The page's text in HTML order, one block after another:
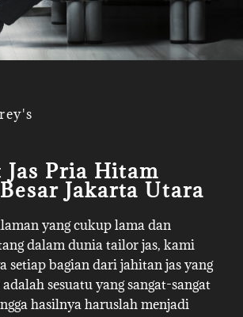
Jas Pria Hitam
Jakarta Utara
yang cukup lama dan
dalam dunia tailor jas, kami
setiap bagian dari jahitan jas yang
sesuatu yang sangat-sangat
hasilnya haruslah menjadi